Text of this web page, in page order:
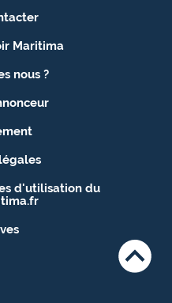
Maritima
nous ?
d'utilisation du